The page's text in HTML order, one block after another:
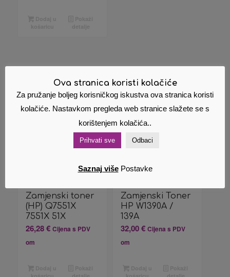
Povezani proizvodi
Zamjenski toner
(HP) Q7551X
7551X 51X
26,28€ Cijena s PDV
om
Zamjenski Toner
HP W1390A /
139A
32,00€ Cijena s PDV
om
Ova stranica koristi kolačiće
Za pružanje boljeg korisničkog iskustva ova stranica koristi
kolačiće. Nastavkom pregleda web stranice slažete se s
korištenjem kolačića..
Prihvati sve Odbaci
Saznaj više Postavke